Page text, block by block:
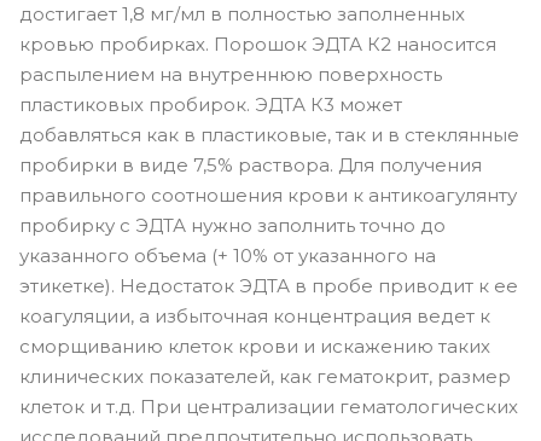
достигает 1,8 мг/мл в полностью заполненных
кровью пробирках. Порошок ЭДТА К2 наносится
распылением на внутреннюю поверхность
пластиковых пробирок. ЭДТА К3 может
добавляться как в пластиковые, так и в стеклянные
пробирки в виде 7,5% раствора. Для получения
правильного соотношения крови к антикоагулянту
пробирку с ЭДТА нужно заполнить точно до
указанного объема (+ 10% от указанного на
этикетке). Недостаток ЭДТА в пробе приводит к ее
коагуляции, а избыточная концентрация ведет к
сморщиванию клеток крови и искажению таких
клинических показателей, как гематокрит, размер
клеток и т.д. При централизации гематологических